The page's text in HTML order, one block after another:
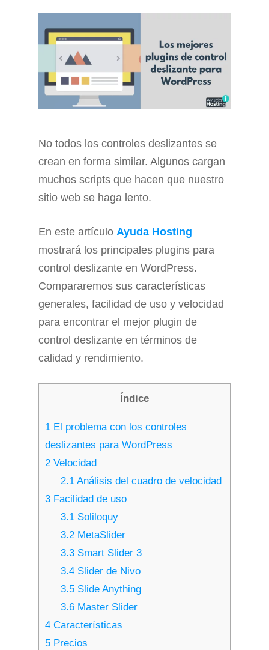
No todos los controles deslizantes se
crean en forma similar. Algunos cargan
muchos scripts que hacen que nuestro
sitio web se haga lento.
En este artículo Ayuda Hosting
mostrará los principales plugins para
control deslizante en WordPress.
Compararemos sus características
generales, facilidad de uso y velocidad
para encontrar el mejor plugin de
control deslizante en términos de
calidad y rendimiento.
Índice
1 El problema con los controles
deslizantes para WordPress
2 Velocidad
2.1Análisis del cuadro de velocidad
3 Facilidad de uso
3.1Soliloquy
3.2MetaSlider
3.3Smart Slider 3
3.4Slider de Nivo
3.5Slide Anything
3.6Master Slider
4 Características
5 Precios